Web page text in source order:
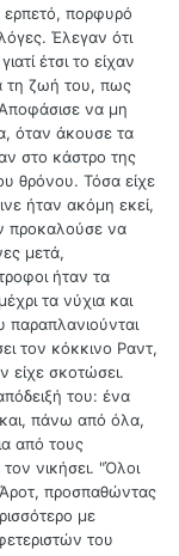
ερπετό, πορφυρό
Έλεγαν ότι
έτσι το είχαν
τη ζωή του, πως
να μη
όταν άκουσε τα
στο κάστρο της
θρόνου. Τόσα είχε
ήταν ακόμη εκεί,
προκαλούσε να
μετά,
ήταν τα
τα νύχια και
παραπλανιούνται
τον κόκκινο Ραντ,
είχε σκοτώσει.
του: ένα
πάνω από όλα,
από τους
νικήσει. "Όλοι
προσπαθώντας
με
του